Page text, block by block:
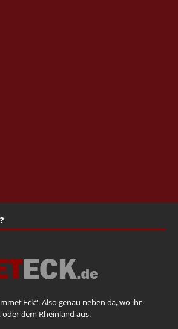
Eck“. Also genau neben da, wo ihr
dem Rheinland aus.